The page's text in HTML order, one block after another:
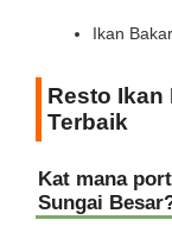
Ikan Bakar
Resto Ikan
Terbaik
Kat mana
Sungai